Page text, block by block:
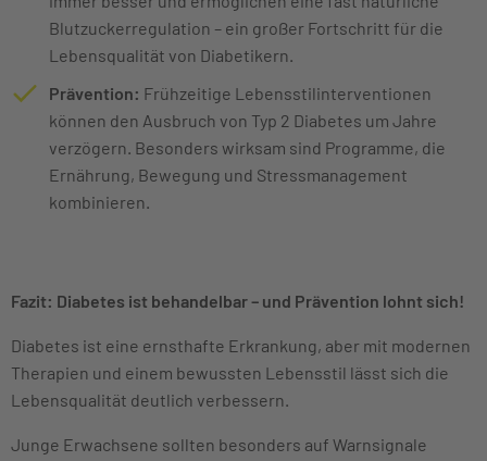
Blutzuckerregulation – ein großer Fortschritt für die
Lebensqualität von Diabetikern.
Prävention: Frühzeitige Lebensstilinterventionen
können den Ausbruch von Typ 2 Diabetes um Jahre
verzögern. Besonders wirksam sind Programme, die
Ernährung, Bewegung und Stressmanagement
kombinieren.
Fazit: Diabetes ist behandelbar – und Prävention lohnt sich!
Diabetes ist eine ernsthafte Erkrankung, aber mit modernen
Therapien und einem bewussten Lebensstil lässt sich die
Lebensqualität deutlich verbessern.
Junge Erwachsene sollten besonders auf Warnsignale